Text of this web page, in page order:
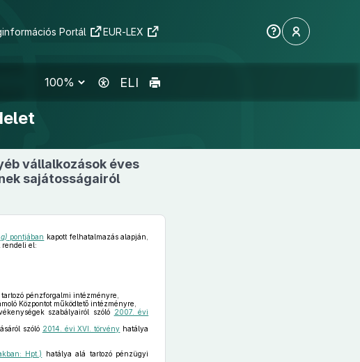
Portál EUR-LEX
ELI
vállalkozások éves
sajátosságairól
g) pontjában kapott felhatalmazás alapján,
rendeli el:
pénzforgalmi intézményre,
Központot működtető intézményre,
szabályairól szóló 2007. évi
szóló 2014. évi XVI. törvény hatálya
Hpt.)
hatálya alá tartozó pénzügyi